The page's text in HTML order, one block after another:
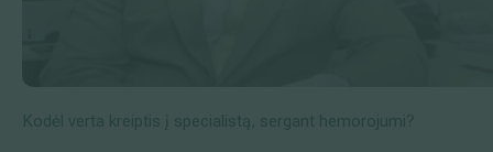
Kodėl verta kreiptis į specialistą, sergant hemorojumi?